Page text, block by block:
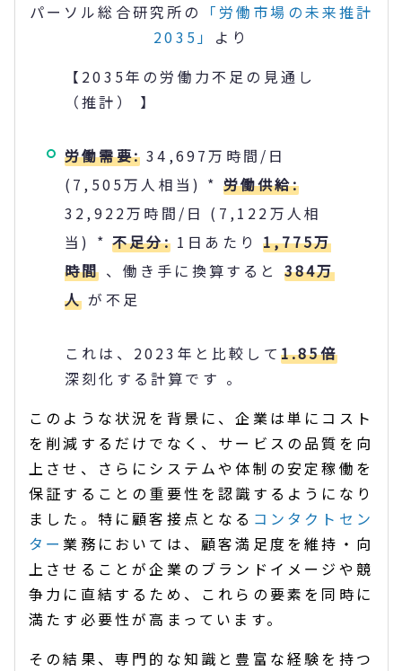
パーソル総合研究所の
「労働市場の未来推計
2035」 より
【2035年の労働力不足の見通し
（推計） 】
労働需要: 34,697万時間/日
(7,505万人相当) * 労働供給:
32,922万時間/日 (7,122万人相
当) * 不足分:1日あたり1,775万
時間 、働き手に換算すると 384万
人 が不足
これは、2023年と比較して 1.85倍
深刻化する計算です 。
このような状況を背景に、企業は単にコスト
を削減するだけでなく、サービスの品質を向
上させ、さらにシステムや体制の安定稼働を
保証することの重要性を認識するようになり
ました。特に顧客接点となる コンタクトセン
ター業務においては、顧客満足度を維持・向
上させることが企業のブランドイメージや競
争力に直結するため、これらの要素を同時に
満たす必要性が高まっています。
その結果、専門的な知識と豊富な経験を持つ